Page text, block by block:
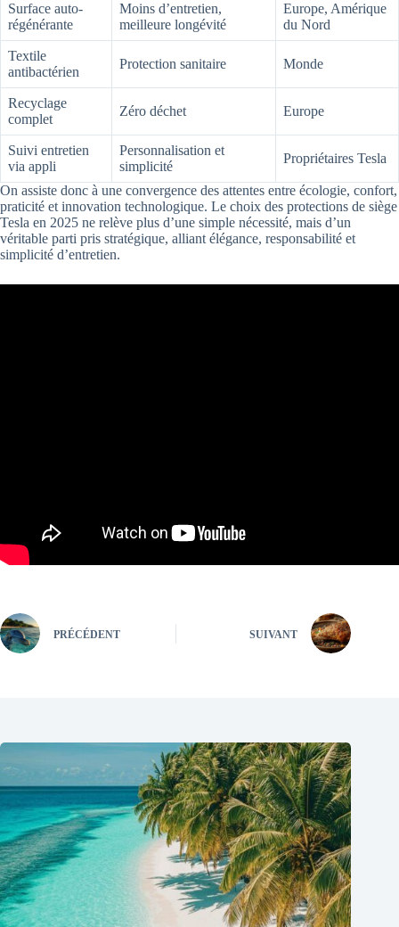
Surface auto-
régénérante
Moins d’entretien,
meilleure longévité
Europe, Amérique
du Nord
Textile
antibactérien
Protection sanitaire Monde
Recyclage
complet
Zéro déchet Europe
Suivi entretien
via appli
Personnalisation et
simplicité
Propriétaires Tesla
On assiste donc à une convergence des attentes entre écologie, confort,
praticité et innovation technologique. Le choix des protections de siège
Tesla en 2025 ne relève plus d’une simple nécessité, mais d’un
véritable parti pris stratégique, alliant élégance, responsabilité et
simplicité d’entretien.
PRÉCÉDENT SUIVANT